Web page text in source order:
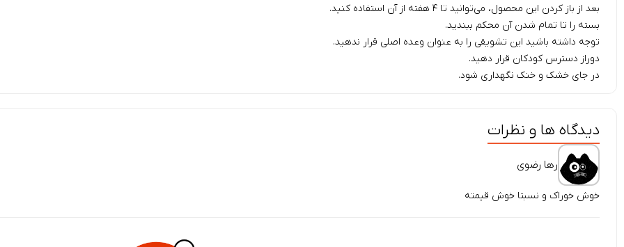
بعد از باز کردن این محصول، می‌توانید تا ۴ هفته از آن استفاده کنید.
بسته را تا تمام شدن آن محکم ببندید.
توجه داشته باشید این تشویقی را به عنوان وعده اصلی قرار ندهید.
دوراز دسترس کودکان قرار دهید.
در جای خشک و خنک نگهداری شود.
دیدگاه ها و نظرات
رها رضوی
خوش خوراک و نسبتا خوش قیمته